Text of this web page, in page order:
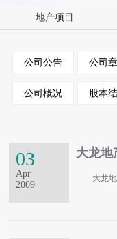
地产项目
公司公告 公司
公司概况 股本
03
Apr
2009
大龙